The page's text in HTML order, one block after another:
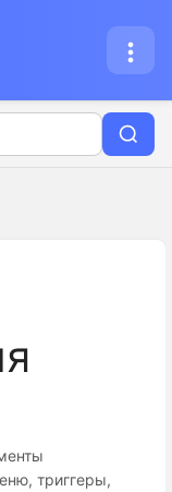
триггеры,